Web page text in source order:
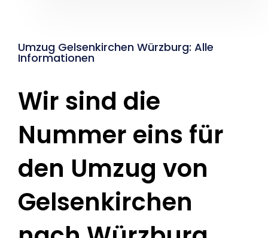
Umzug Gelsenkirchen Würzburg: Alle
Informationen
Wir sind die
Nummer eins für
den Umzug von
Gelsenkirchen